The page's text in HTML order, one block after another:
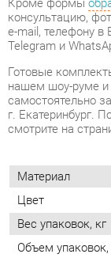
нашем шоу-руме и
самостоятельно
г. Екатеринбург.
смотрите на
Материал
Цвет
Объем упаковок,
ОТЗЫВЫ
Пока нет отзывов,